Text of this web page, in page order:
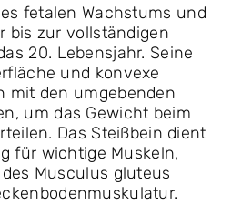
fetalen Wachstums und
bis zur vollständigen
20. Lebensjahr. Seine
und konvexe
mit den umgebenden
um das Gewicht beim
Das Steißbein dient
für wichtige Muskeln,
Musculus gluteus